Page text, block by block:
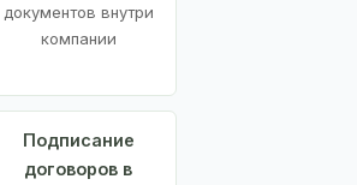
документов внутри
компании
Подписание
договоров в